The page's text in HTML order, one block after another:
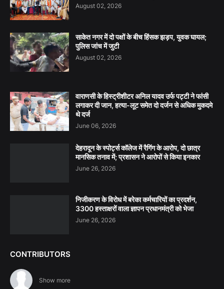
August 02, 2026
साकेत नगर में दो पक्षों के बीच हिंसक झड़प, युवक घायल;
पुलिस जांच में जुटी
August 02, 2026
वाराणसी के हिस्ट्रीशीटर अनिल यादव उर्फ पट्टी ने फांसी
लगाकर दी जान, हत्या-लूट समेत दो दर्जन से अधिक मुकदमे
थे दर्ज
June 06, 2026
देहरादून के स्पोर्ट्स कॉलेज में रैगिंग के आरोप, दो छात्र
मानसिक तनाव में; प्रशासन ने आरोपों से किया इनकार
June 26, 2026
निजीकरण के विरोध में बरेका कर्मचारियों का प्रदर्शन,
3300 हस्ताक्षरों वाला ज्ञापन प्रधानमंत्री को भेजा
June 26, 2026
CONTRIBUTORS
Show more